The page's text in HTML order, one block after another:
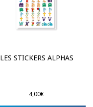
LES STICKERS ALPHAS
4,00€